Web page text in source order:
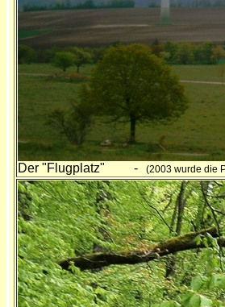
Der "Flugplatz" - (2003 wurde die